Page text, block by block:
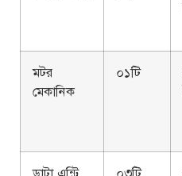
মটর
মেকানিক
০১টি